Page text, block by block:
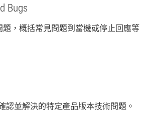
Bugs
題， 概括常見問題到 當機或停止回應等
認並解決的特定產品版本技術問題。